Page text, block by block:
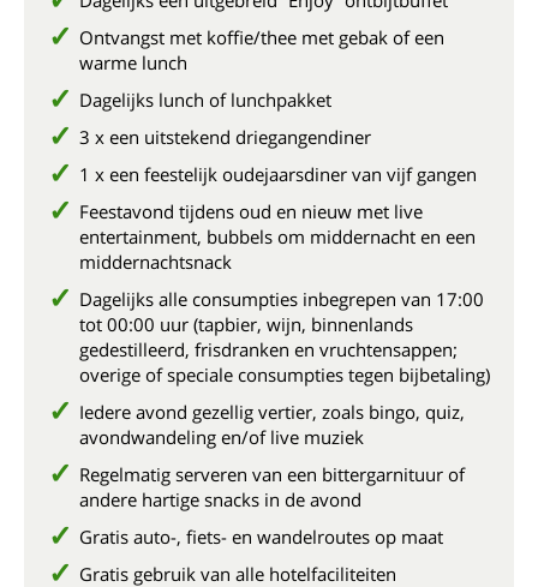
Ontvangst met koffie/thee met gebak of een
warme lunch
Dagelijks lunch of lunchpakket
3 x een uitstekend driegangendiner
1 x een feestelijk oudejaarsdiner van vijf gangen
Feestavond tijdens oud en nieuw met live
entertainment, bubbels om middernacht en een
middernachtsnack
Dagelijks alle consumpties inbegrepen van 17:00
tot 00:00 uur (tapbier, wijn, binnenlands
gedestilleerd, frisdranken en vruchtensappen;
overige of speciale consumpties tegen bijbetaling)
Iedere avond gezellig vertier, zoals bingo, quiz,
avondwandeling en/of live muziek
Regelmatig serveren van een bittergarnituur of
andere hartige snacks in de avond
Gratis auto-, fiets- en wandelroutes op maat
Gratis gebruik van alle hotelfaciliteiten